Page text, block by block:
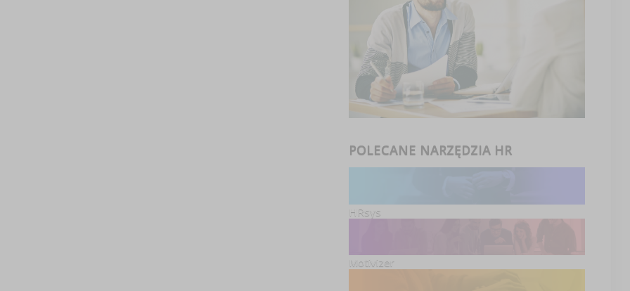
POLECANE NARZĘDZIA HR
HRsys
Motivizer